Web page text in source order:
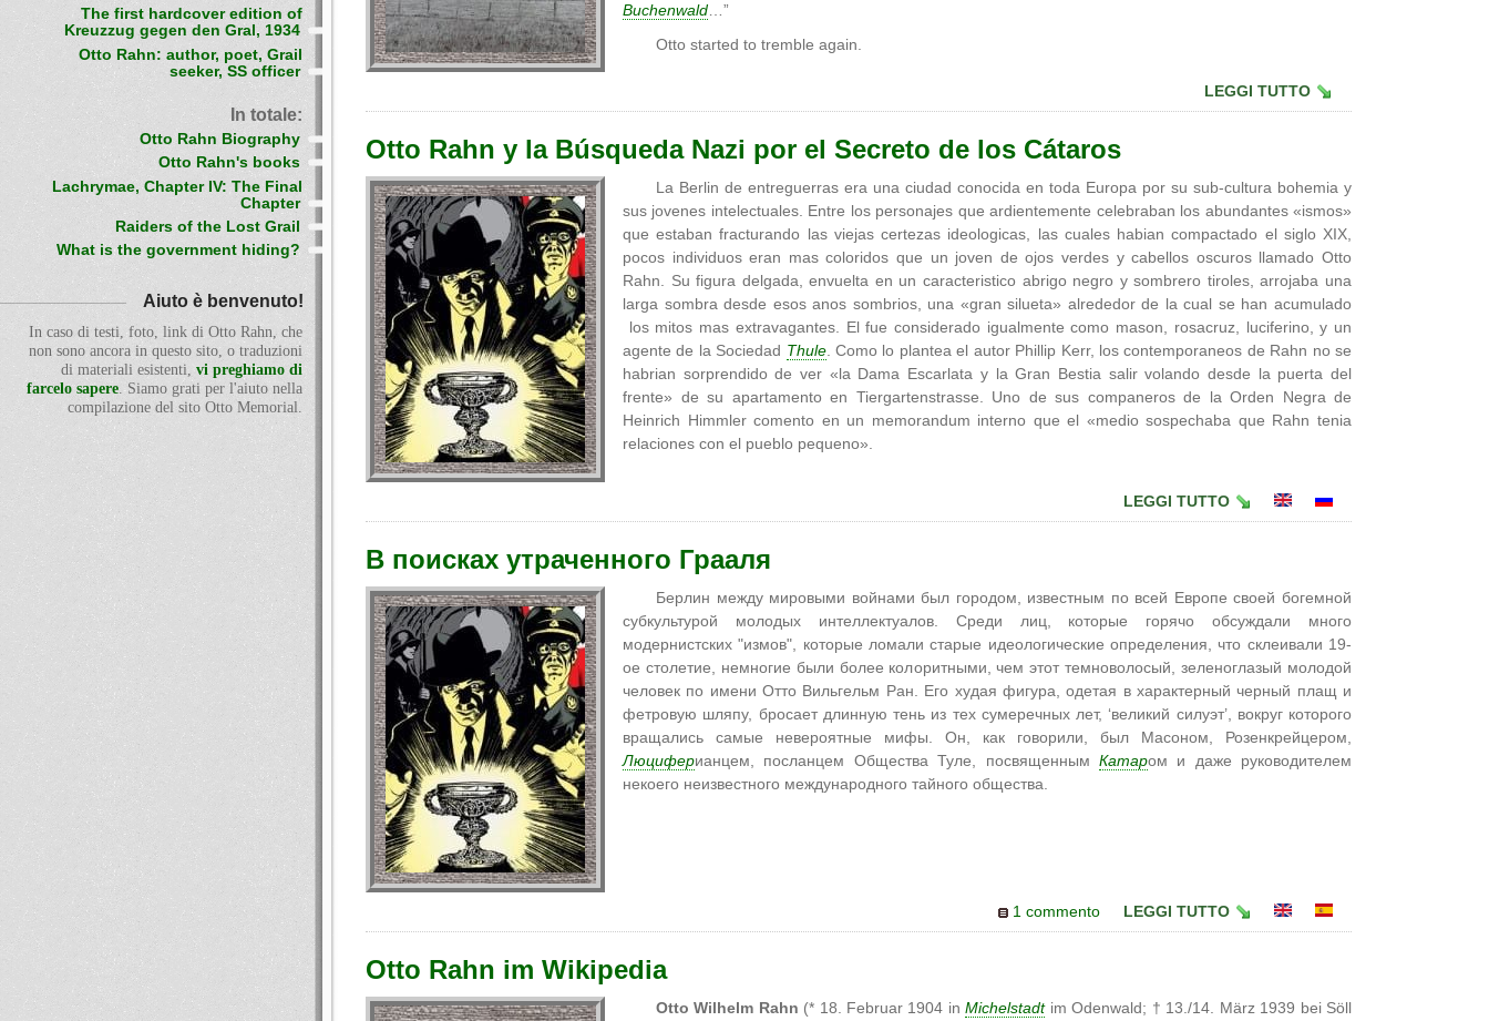
Buchenwald …”
Otto started to tremble again.
LEGGI TUTTO
Otto Rahn y la Búsqueda Nazi por el Secreto de los Cátaros
La Berlin de entreguerras era una ciudad conocida en toda Europa por su sub-cultura bohemia y
sus jovenes intelectuales. Entre los personajes que ardientemente celebraban los abundantes «ismos»
que estaban fracturando las viejas certezas ideologicas, las cuales habian compactado el siglo XIX,
pocos individuos eran mas coloridos que un joven de ojos verdes y cabellos oscuros llamado Otto
Rahn. Su figura delgada, envuelta en un caracteristico abrigo negro y sombrero tiroles, arrojaba una
larga sombra desde esos anos sombrios, una «gran silueta» alrededor de la cual se han acumulado
los mitos mas extravagantes. El fue considerado igualmente como mason, rosacruz, luciferino, y un
agente de la Sociedad Thule. Como lo plantea el autor Phillip Kerr, los contemporaneos de Rahn no se
habrian sorprendido de ver «la Dama Escarlata y la Gran Bestia salir volando desde la puerta del
frente» de su apartamento en Tiergartenstrasse. Uno de sus companeros de la Orden Negra de
Heinrich Himmler comento en un memorandum interno que el «medio sospechaba que Rahn tenia
relaciones con el pueblo pequeno».
LEGGI TUTTO
В поисках утраченного Грааля
Берлин между мировыми войнами был городом, известным по всей Европе своей богемной
субкультурой молодых интеллектуалов. Среди лиц, которые горячо обсуждали много
модернистских "измов", которые ломали старые идеологические определения, что склеивали 19-
ое столетие, немногие были более колоритными, чем этот темноволосый, зеленоглазый молодой
человек по имени Отто Вильгельм Ран. Его худая фигура, одетая в характерный черный плащ и
фетровую шляпу, бросает длинную тень из тех сумеречных лет, ‘великий силуэт’, вокруг которого
вращались самые невероятные мифы. Он, как говорили, был Масоном, Розенкрейцером,
Люциферианцем, посланцем Общества Туле, посвященным Катаром и даже руководителем
некоего неизвестного международного тайного общества.
1 commento LEGGI TUTTO
Otto Rahn im Wikipedia
Otto Wilhelm Rahn (* 18. Februar 1904 inMichelstadtim Odenwald; † 13./14. März 1939 bei Söll
The first hardcover edition of
Kreuzzug gegen den Gral, 1934
Otto Rahn: author, poet, Grail
seeker, SS officer
In totale:
Otto Rahn Biography
Otto Rahn's books
Lachrymae, Chapter IV: The Final
Chapter
Raiders of the Lost Grail
What is the government hiding?
Aiuto è benvenuto!
In caso di testi, foto, link di Otto Rahn, che
non sono ancora in questo sito, o traduzioni
di materiali esistenti, vi preghiamo di
farcelo sapere. Siamo grati per l'aiuto nella
compilazione del sito Otto Memorial.